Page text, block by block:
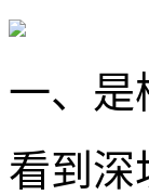
一、是
看到深